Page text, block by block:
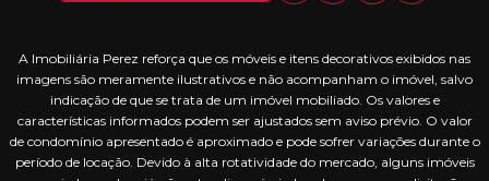
A Imobiliária Perez reforça que os móveis e itens decorativos exibidos nas
imagens são meramente ilustrativos e não acompanham o imóvel, salvo
indicação de que se trata de um imóvel mobiliado. Os valores e
características informados podem ser ajustados sem aviso prévio. O valor
de condomínio apresentado é aproximado e pode sofrer variações durante o
período de locação. Devido à alta rotatividade do mercado, alguns imóveis